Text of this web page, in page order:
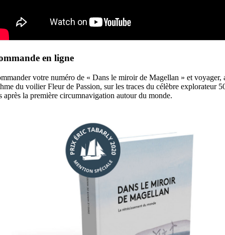
en ligne
votre numéro de « Dans le miroir de Magellan » et voyager,
du voilier Fleur de Passion, sur les traces du célèbre explorateur
après la première circumnavigation autour du monde.